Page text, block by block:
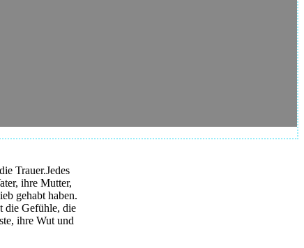
Trauer.Jedes
ihre Mutter,
gehabt haben.
die Gefühle, die
ihre Wut und